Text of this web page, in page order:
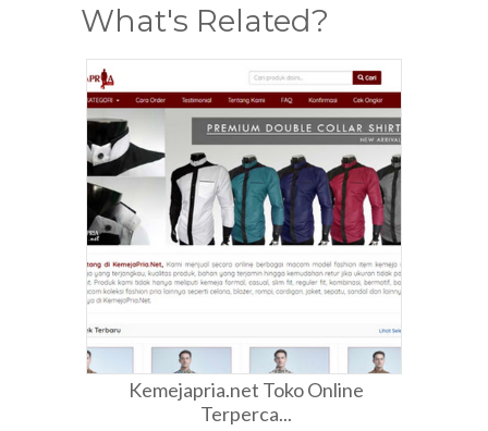
What's Related?
Kemejapria.net Toko Online
Terperca...